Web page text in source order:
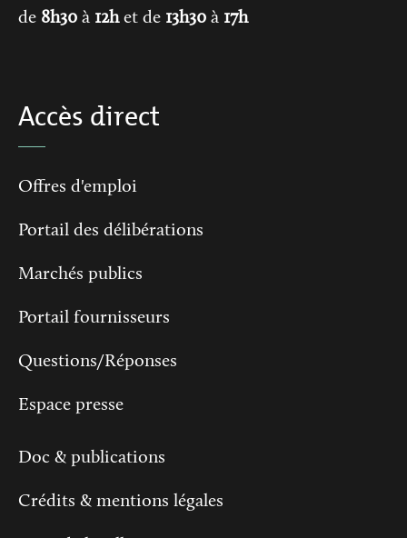
de 8h30 à 12het de 13h30 à 17h
Accès direct
Offres d'emploi
Portail des délibérations
Marchés publics
Portail fournisseurs
Questions/Réponses
Espace presse
Doc & publications
Crédits & mentions légales